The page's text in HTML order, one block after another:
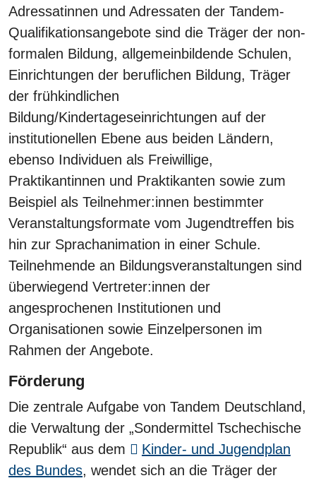
Adressatinnen und Adressaten der Tandem-
Qualifikationsangebote sind die Träger der non-
formalen Bildung, allgemeinbildende Schulen,
Einrichtungen der beruflichen Bildung, Träger
der frühkindlichen
Bildung/Kindertageseinrichtungen auf der
institutionellen Ebene aus beiden Ländern,
ebenso Individuen als Freiwillige,
Praktikantinnen und Praktikanten sowie zum
Beispiel als Teilnehmer:innen bestimmter
Veranstaltungsformate vom Jugendtreffen bis
hin zur Sprachanimation in einer Schule.
Teilnehmende an Bildungsveranstaltungen sind
überwiegend Vertreter:innen der
angesprochenen Institutionen und
Organisationen sowie Einzelpersonen im
Rahmen der Angebote.
Förderung
Die zentrale Aufgabe von Tandem Deutschland,
die Verwaltung der „Sondermittel Tschechische
Republik“ aus dem
Kinder- und Jugendplan
des Bundes, wendet sich an die Träger der